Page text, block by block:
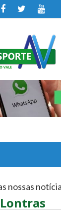
nossas
Lontras